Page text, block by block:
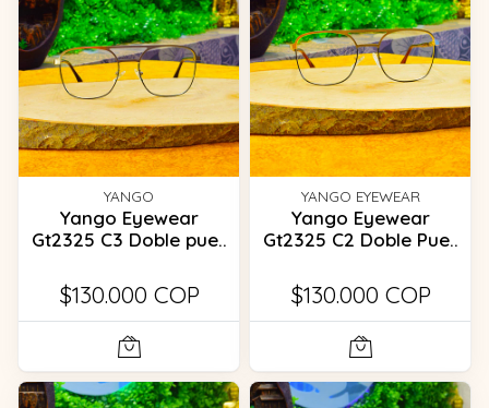
YANGO
Yango Eyewear
Gt2325 C3 Doble pue..
$130.000 COP
YANGO EYEWEAR
Yango Eyewear
Gt2325 C2 Doble Pue..
$130.000 COP